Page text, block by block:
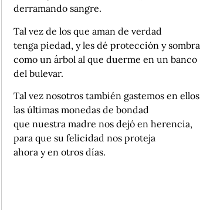
derramando sangre.
Tal vez de los que aman de verdad
tenga piedad, y les dé protección y sombra
como un árbol al que duerme en un banco
del bulevar.
Tal vez nosotros también gastemos en ellos
las últimas monedas de bondad
que nuestra madre nos dejó en herencia,
para que su felicidad nos proteja
ahora y en otros días.